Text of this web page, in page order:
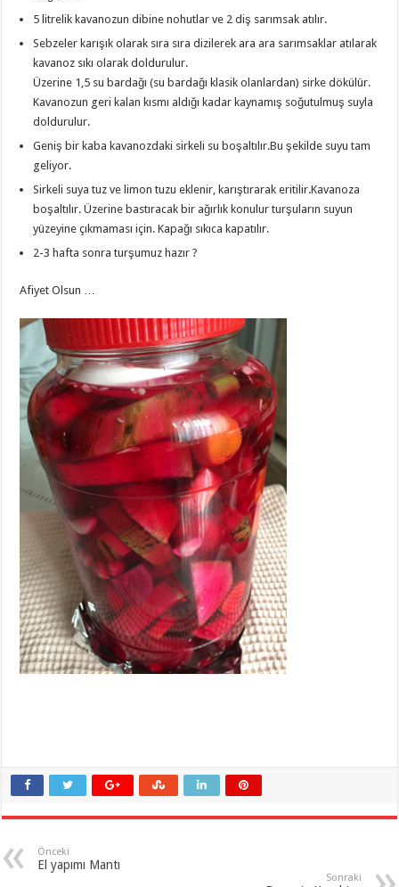
5 litrelik kavanozun dibine nohutlar ve 2 diş sarımsak atılır.
Sebzeler karışık olarak sıra sıra dizilerek ara ara sarımsaklar atılarak
kavanoz sıkı olarak doldurulur.
Üzerine 1,5 su bardağı (su bardağı klasik olanlardan) sirke dökülür.
Kavanozun geri kalan kısmı aldığı kadar kaynamış soğutulmuş suyla
doldurulur.
Geniş bir kaba kavanozdaki sirkeli su boşaltılır.Bu şekilde suyu tam
geliyor.
Sirkeli suya tuz ve limon tuzu eklenir, karıştırarak eritilir.Kavanoza
boşaltılır. Üzerine bastıracak bir ağırlık konulur turşuların suyun
yüzeyine çıkmaması için. Kapağı sıkıca kapatılır.
2-3 hafta sonra turşumuz hazır ?
Afiyet Olsun …
Önceki
El yapımı Mantı
Sonraki